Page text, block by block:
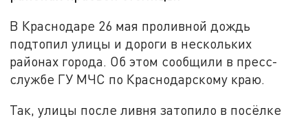
В Краснодаре 26 мая проливной дождь
подтопил улицы и дороги в нескольких
районах города. Об этом сообщили в пресс-
службе ГУ МЧС по Краснодарскому краю.
Так, улицы после ливня затопило в посёлке